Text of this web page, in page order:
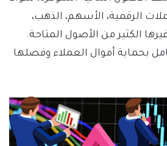
الرقمية، الأسهم، الذهب،
الكثير من الأصول المتاحة.
بحماية أموال العملاء وفصلها